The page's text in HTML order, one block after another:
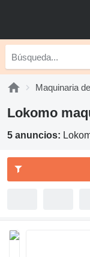
Maquinaria
Lokomo
5 anuncios: